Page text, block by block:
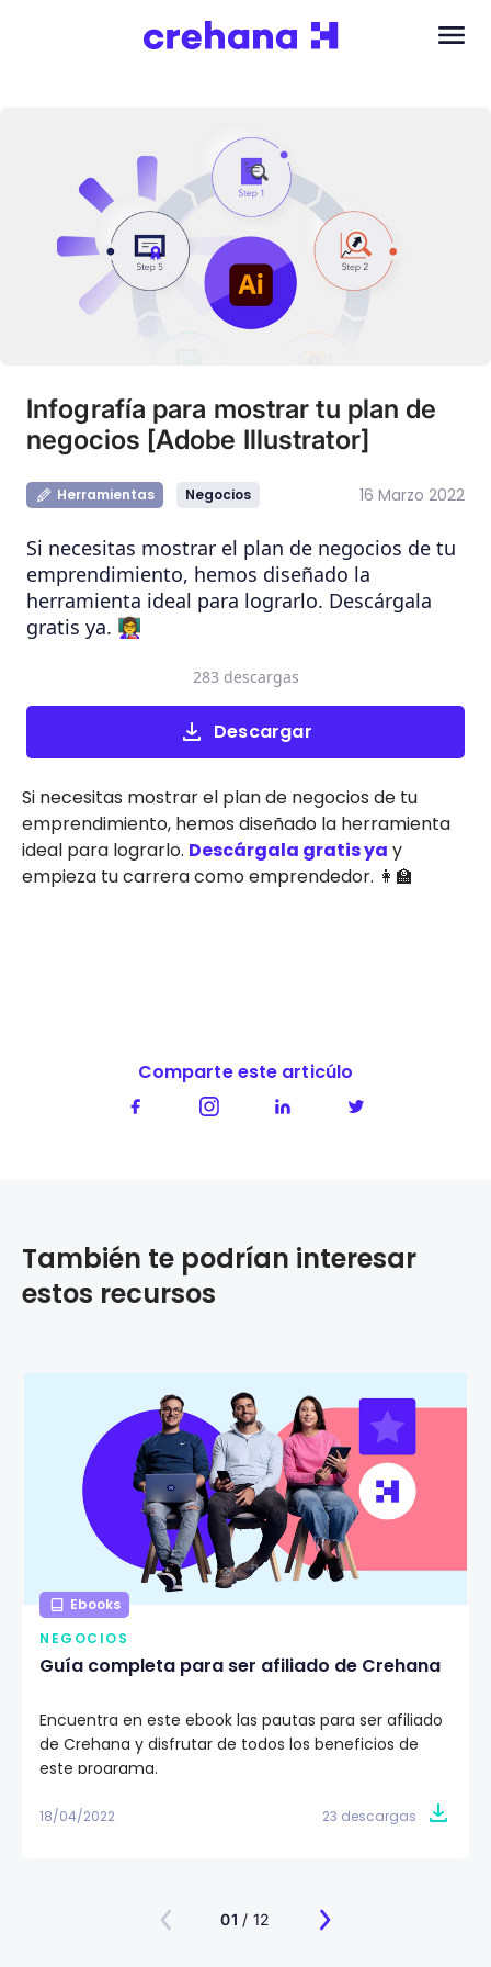
Infografía para mostrar tu plan de
negocios [Adobe Illustrator]
Herramientas Negocios 16 Marzo 2022
Si necesitas mostrar el plan de negocios de tu
emprendimiento, hemos diseñado la
herramienta ideal para lograrlo. Descárgala
gratis ya. 👩‍🏫
Descargar
283 descargas
Si necesitas mostrar el plan de negocios de tu
emprendimiento, hemos diseñado la herramienta
ideal para lograrlo. Descárgala gratis ya y
empieza tu carrera como emprendedor. 👩‍🏫
Comparte este articúlo
También te podrían interesar
estos recursos
Ebooks
NEGOCIOS
Guía completa para ser afiliado de Crehana
Encuentra en este ebook las pautas para ser afiliado
de Crehana y disfrutar de todos los beneficios de
este programa.
18/04/2022 23 descargas
01 / 12